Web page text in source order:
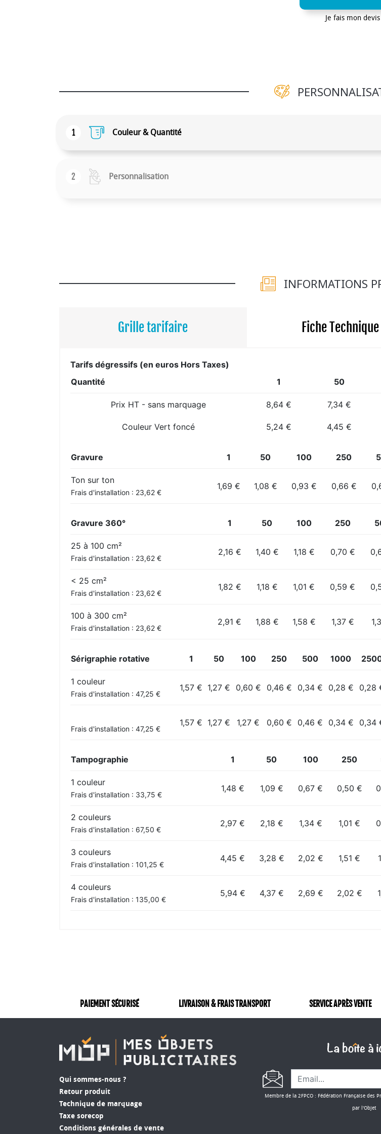
Je fais mon
1 Couleur & Quantité
2 Personnalisation
INFORMATIONS
Grille tarifaire Fiche Technique
Tarifs dégressifs (en euros Hors Taxes)
Quantité
1 50
Prix HT - sans marquage 8,64 € 7,34 €
Couleur Vert foncé 5,24 € 4,45 €
Gravure 1 50 100 250
Ton sur ton
Frais d'installation : 23,62 €
1,69 € 1,08 € 0,93 € 0,66 €
Gravure 360° 1 50 100 250
25 à 100 cm²
Frais d'installation : 23,62 €
2,16 € 1,40 € 1,18 € 0,70 €
< 25 cm²
Frais d'installation : 23,62 €
1,82 € 1,18 € 1,01 € 0,59 €
100 à 300 cm²
Frais d'installation : 23,62 €
2,91 € 1,88 € 1,58 € 1,37 €
Sérigraphie rotative 1 50 100 250 500 1000
1 couleur
Frais d'installation : 47,25 €
1,57 € 1,27 € 0,60 € 0,46 € 0,34 € 0,28 € 0,28
Frais d'installation : 47,25 €
1,57 € 1,27 € 1,27 € 0,60 € 0,46 € 0,34 € 0,34
Tampographie 1 50 100 250
1 couleur
Frais d'installation : 33,75 €
1,48 € 1,09 € 0,67 € 0,50 €
2 couleurs
Frais d'installation : 67,50 €
2,97 € 2,18 € 1,34 € 1,01 €
3 couleurs
Frais d'installation : 101,25 €
4,45 € 3,28 € 2,02 € 1,51 €
4 couleurs
Frais d'installation : 135,00 €
5,94 € 4,37 € 2,69 € 2,02 €
PAIEMENT SÉCURISÉ LIVRAISON & FRAIS TRANSPORT SERVICE APRÈS VENTE
Qui sommes-nous ?
Retour produit
Technique de marquage
Taxe sorecop
Conditions générales de vente
Membre de la 2FPCO : Fédération Française des
par l'Objet